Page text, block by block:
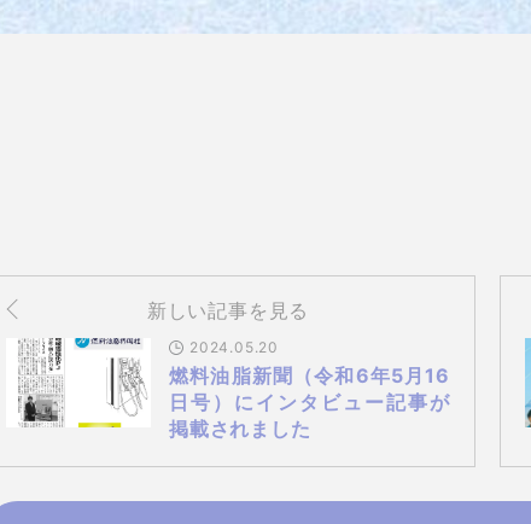
新しい記事を見る
2024.05.20
燃料油脂新聞（令和6年5月16
日号）にインタビュー記事が
掲載されました